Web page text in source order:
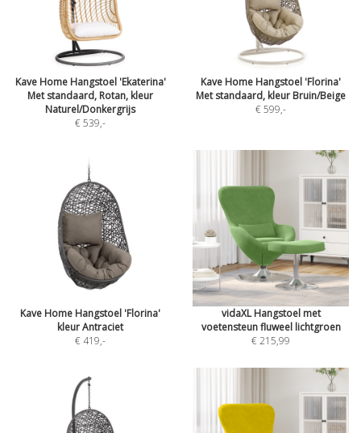
Kave Home Hangstoel 'Ekaterina'
Met standaard, Rotan, kleur
Naturel/Donkergrijs
€ 539,-
Kave Home Hangstoel 'Florina'
Met standaard, kleur Bruin/Beige
€ 599,-
Kave Home Hangstoel 'Florina'
kleur Antraciet
€ 419,-
vidaXL Hangstoel met
voetensteun fluweel lichtgroen
€ 215,99